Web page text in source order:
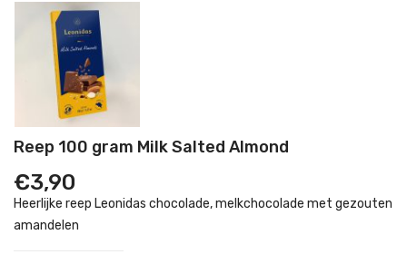
Reep 100 gram Milk Salted Almond
€3,90
Heerlijke reep Leonidas chocolade, melkchocolade met gezouten
amandelen